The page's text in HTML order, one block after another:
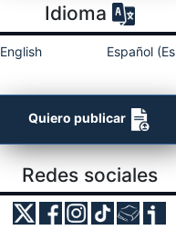
Idioma
English Español
Quiero publicar
Redes sociales